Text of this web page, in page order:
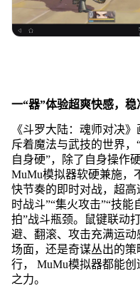
一“器”体验超爽快感，稳
《斗罗大陆：魂师对决
斥着魔法与武技的世界，
自身硬”，除了自身操作
MuMu模拟器软硬兼施，
快节奏的即时对战，超
时战斗”“集火攻击”“技
拍”战斗瓶颈。鼠键联动
避、翻滚、攻击充满运
场面，还是奇谋丛出的
行， MuMu模拟器都能
之力。